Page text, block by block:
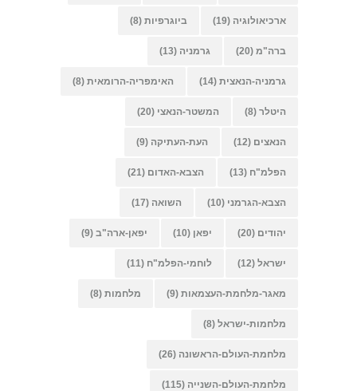
ארכיאולוגיה (19) ביוגרפיות (8)
ברה"מ (20) גרמניה (13)
גרמניה-הנאצית (14) האימפריה-הרומאית (8)
היטלר (8) המשטר-הנאצי (20)
הנאצים (12) העת-העתיקה (9)
הפלמ"ח (13) הצבא-האדום (21)
הצבא-הגרמני (10) השואה (17)
יהודים (20) יפאן (10) יפאן-ארה"ב (9)
ישראל (12) לוחמי-הפלמ"ח (11)
מאגר-מלחמת-העצמאות (9) מלחמות (8)
מלחמות-ישראל (8)
מלחמת-העולם-הראשונה (26)
מלחמת-העולם-השנייה (115)